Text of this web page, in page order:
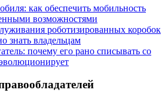
как обеспечить мобильность
возможностями
роботизированных коробок
знать владельцам
почему его рано списывать со